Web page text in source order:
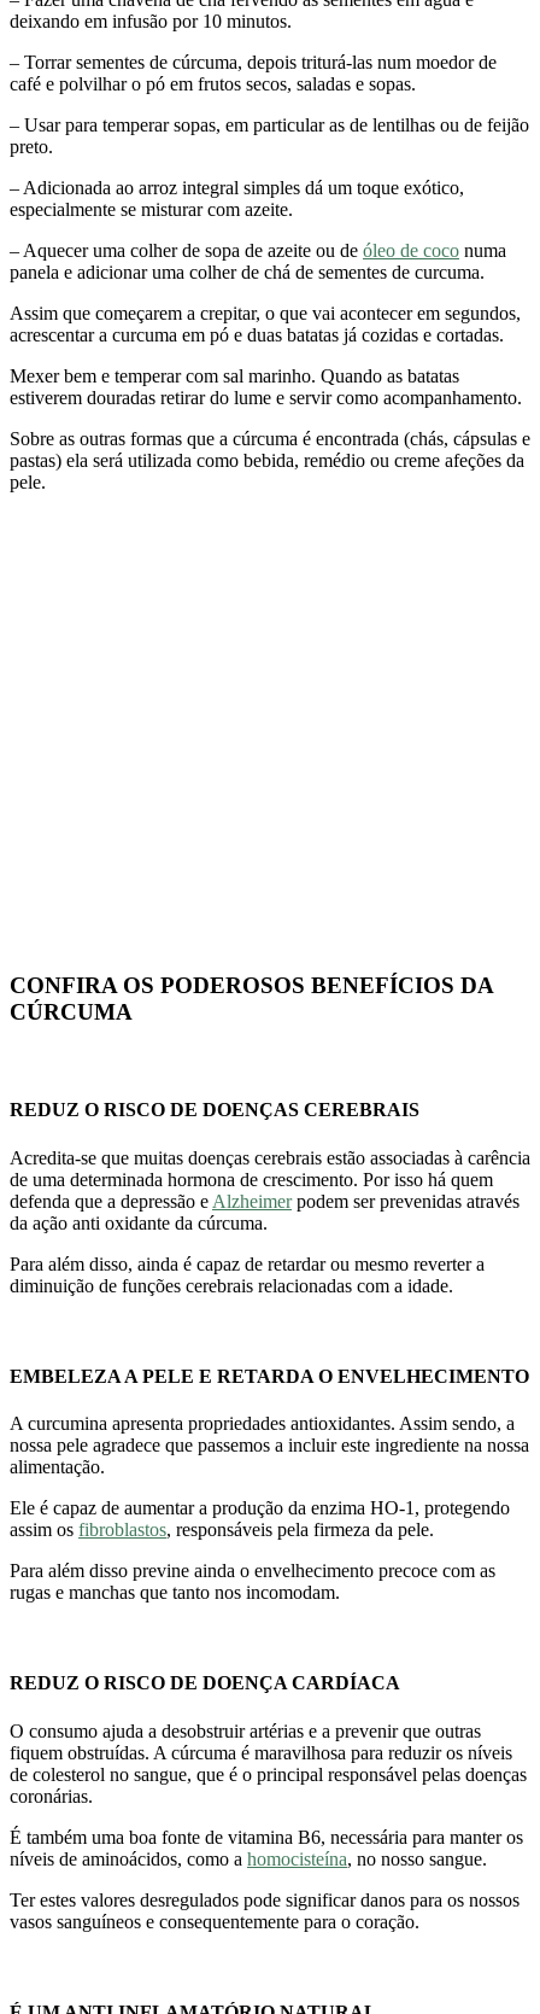
deixando em infusão por 10 minutos.
– Torrar sementes de cúrcuma, depois triturá-las num moedor de
café e polvilhar o pó em frutos secos, saladas e sopas.
– Usar para temperar sopas, em particular as de lentilhas ou de feijão
preto.
– Adicionada ao arroz integral simples dá um toque exótico,
especialmente se misturar com azeite.
– Aquecer uma colher de sopa de azeite ou de óleo de coco numa
panela e adicionar uma colher de chá de sementes de curcuma.
Assim que começarem a crepitar, o que vai acontecer em segundos,
acrescentar a curcuma em pó e duas batatas já cozidas e cortadas.
Mexer bem e temperar com sal marinho. Quando as batatas
estiverem douradas retirar do lume e servir como acompanhamento.
Sobre as outras formas que a cúrcuma é encontrada (chás, cápsulas e
pastas) ela será utilizada como bebida, remédio ou creme afeções da
pele.
CONFIRA OS PODEROSOS BENEFÍCIOS DA
CÚRCUMA
REDUZ O RISCO DE DOENÇAS CEREBRAIS
Acredita-se que muitas doenças cerebrais estão associadas à carência
de uma determinada hormona de crescimento. Por isso há quem
defenda que a depressão e Alzheimerpodem ser prevenidas através
da ação anti oxidante da cúrcuma.
Para além disso, ainda é capaz de retardar ou mesmo reverter a
diminuição de funções cerebrais relacionadas com a idade.
EMBELEZA A PELE E RETARDA O ENVELHECIMENTO
A curcumina apresenta propriedades antioxidantes. Assim sendo, a
nossa pele agradece que passemos a incluir este ingrediente na nossa
alimentação.
Ele é capaz de aumentar a produção da enzima HO-1, protegendo
assim os fibroblastos, responsáveis pela firmeza da pele.
Para além disso previne ainda o envelhecimento precoce com as
rugas e manchas que tanto nos incomodam.
REDUZ O RISCO DE DOENÇA CARDÍACA
O consumo ajuda a desobstruir artérias e a prevenir que outras
fiquem obstruídas. A cúrcuma é maravilhosa para reduzir os níveis
de colesterol no sangue, que é o principal responsável pelas doenças
coronárias.
É também uma boa fonte de vitamina B6, necessária para manter os
níveis de aminoácidos, como a homocisteína, no nosso sangue.
Ter estes valores desregulados pode significar danos para os nossos
vasos sanguíneos e consequentemente para o coração.